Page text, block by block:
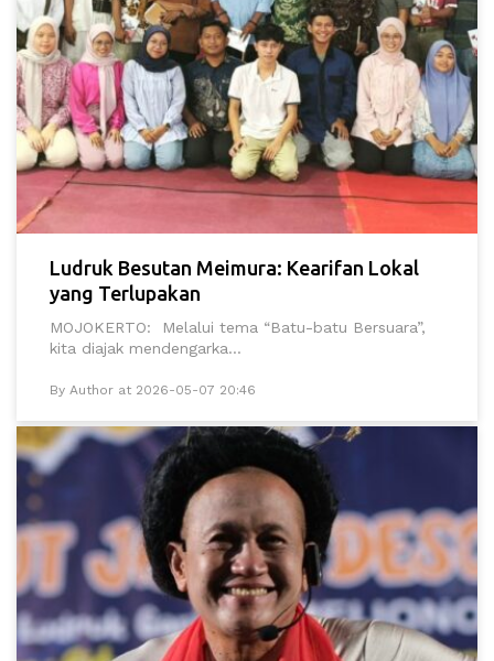
Ludruk Besutan Meimura: Kearifan Lokal
yang Terlupakan
MOJOKERTO: Melalui tema “Batu-batu Bersuara”,
kita diajak mendengarka...
By Author at 2026-05-07 20:46